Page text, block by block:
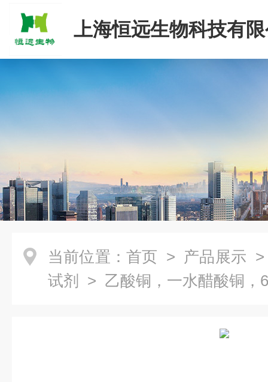
上海恒远生物科技有
当前位置： 首页 > 产品展示
试剂
> 乙酸铜，一水醋酸铜，